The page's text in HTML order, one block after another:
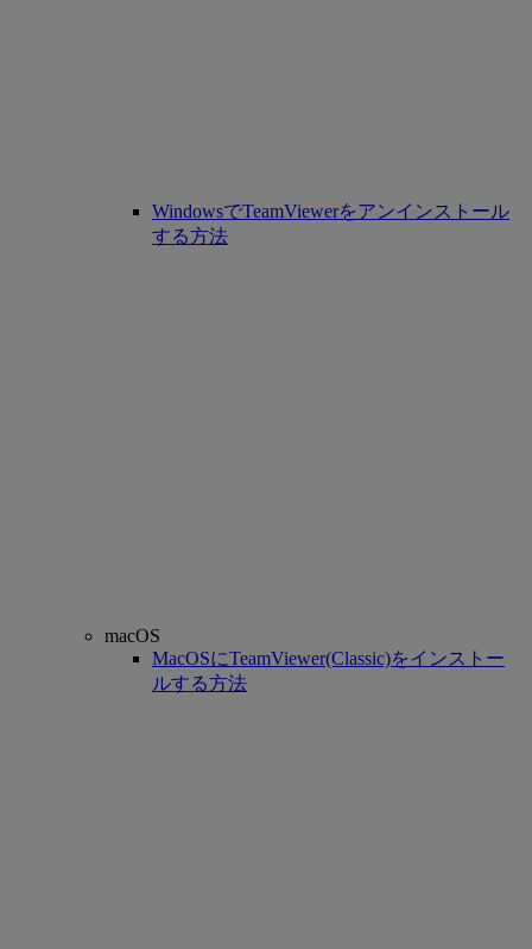
WindowsでTeamViewerをアンインストール
する方法
macOS
MacOSにTeamViewer(Classic)をインストー
ルする方法